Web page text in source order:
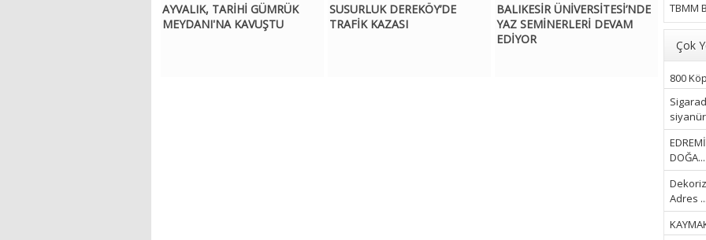
TBMM
Çok
800
DOĞA...
Adres ...
AYVALIK, TARİHİ GÜMRÜK
MEYDANI'NA KAVUŞTU
SUSURLUK DEREKÖY’DE
TRAFİK KAZASI
BALIKESİR ÜNİVERSİTESİ’NDE
YAZ SEMİNERLERİ DEVAM
EDİYOR